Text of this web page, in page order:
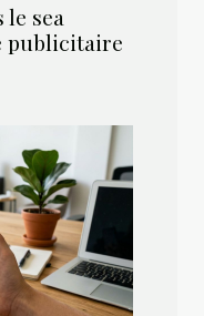
sea
publicitaire